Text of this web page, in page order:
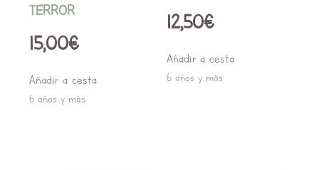
TERROR
15,00€
Añadir a cesta
6 años y más
12,50€
Añadir a cesta
6 años y más